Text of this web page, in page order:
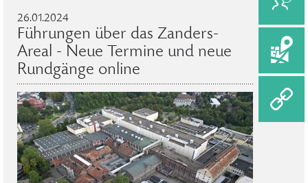
26.01.2024
Führungen über das Zanders-
Areal - Neue Termine und neue
Rundgänge online